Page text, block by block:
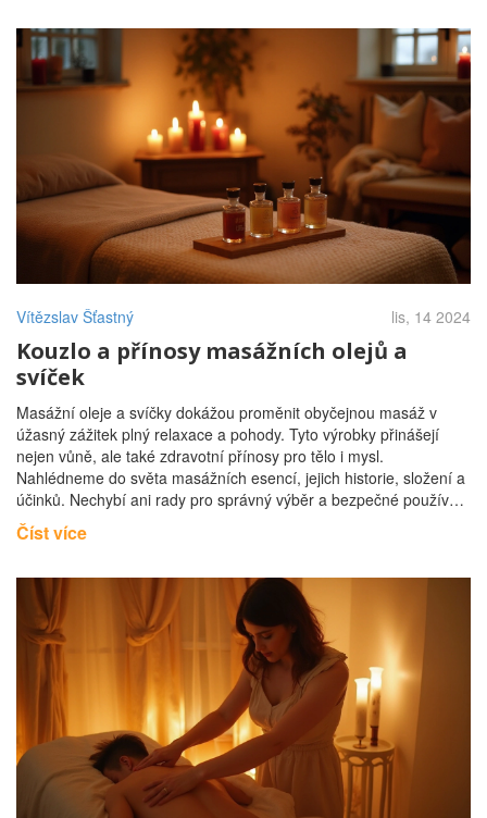
Vítězslav Šťastný lis, 14 2024
Kouzlo a přínosy masážních olejů a
svíček
Masážní oleje a svíčky dokážou proměnit obyčejnou masáž v
úžasný zážitek plný relaxace a pohody. Tyto výrobky přinášejí
nejen vůně, ale také zdravotní přínosy pro tělo i mysl.
Nahlédneme do světa masážních esencí, jejich historie, složení a
účinků. Nechybí ani rady pro správný výběr a bezpečné používání
těchto produktů doma. Cestu za relaxací a regenerací s
masážními oleji a svíčkami si zamilujete.
Číst více